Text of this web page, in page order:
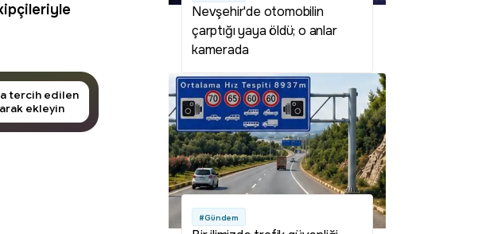
tercih edilen
ekleyin
Nevşehir'de otomobilin
çarptığı yaya öldü; o anlar
kamerada
#Gündem